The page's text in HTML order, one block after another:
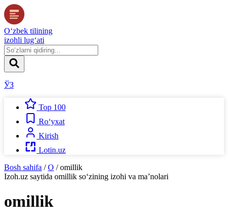
O‘zbek tilining
izohli lug‘ati
ЎЗ
Top 100
Ro‘yxat
Kirish
Lotin.uz
Bosh sahifa / O / omillik
Izoh.uz saytida omillik so‘zining izohi va ma’nolari
omillik